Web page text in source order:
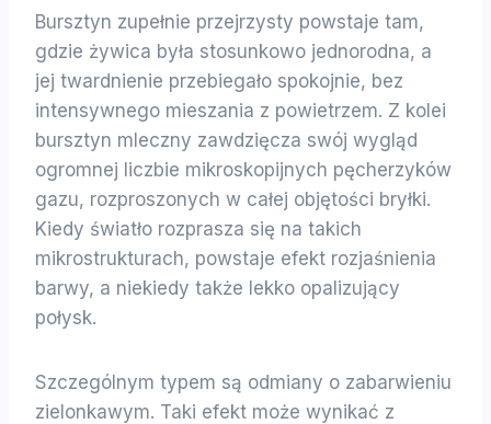
Bursztyn zupełnie przejrzysty powstaje tam,
gdzie żywica była stosunkowo jednorodna, a
jej twardnienie przebiegało spokojnie, bez
intensywnego mieszania z powietrzem. Z kolei
bursztyn mleczny zawdzięcza swój wygląd
ogromnej liczbie mikroskopijnych pęcherzyków
gazu, rozproszonych w całej objętości bryłki.
Kiedy światło rozprasza się na takich
mikrostrukturach, powstaje efekt rozjaśnienia
barwy, a niekiedy także lekko opalizujący
połysk.
Szczególnym typem są odmiany o zabarwieniu
zielonkawym. Taki efekt może wynikać z